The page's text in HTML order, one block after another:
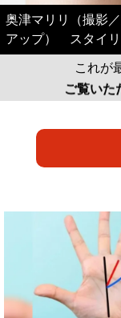
奥津マリリ（撮影
アップ） スタイリ
これが
ご覧いた